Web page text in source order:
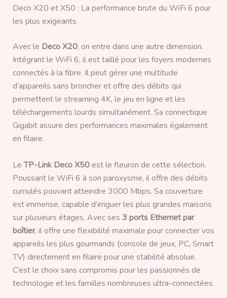
Deco X20 et X50 : La performance brute du WiFi 6 pour
les plus exigeants
Avec le Deco X20, on entre dans une autre dimension.
Intégrant le WiFi 6, il est taillé pour les foyers modernes
connectés à la fibre. Il peut gérer une multitude
d’appareils sans broncher et offre des débits qui
permettent le streaming 4K, le jeu en ligne et les
téléchargements lourds simultanément. Sa connectique
Gigabit assure des performances maximales également
en filaire.
LeTP-Link Deco X50est le fleuron de cette sélection.
Poussant le WiFi 6 à son paroxysme, il offre des débits
cumulés pouvant atteindre 3000 Mbps. Sa couverture
est immense, capable d’irriguer les plus grandes maisons
sur plusieurs étages. Avec ses 3 ports Ethernet par
boîtier, il offre une flexibilité maximale pour connecter vos
appareils les plus gourmands (console de jeux, PC, Smart
TV) directement en filaire pour une stabilité absolue.
C’est le choix sans compromis pour les passionnés de
technologie et les familles nombreuses ultra-connectées.